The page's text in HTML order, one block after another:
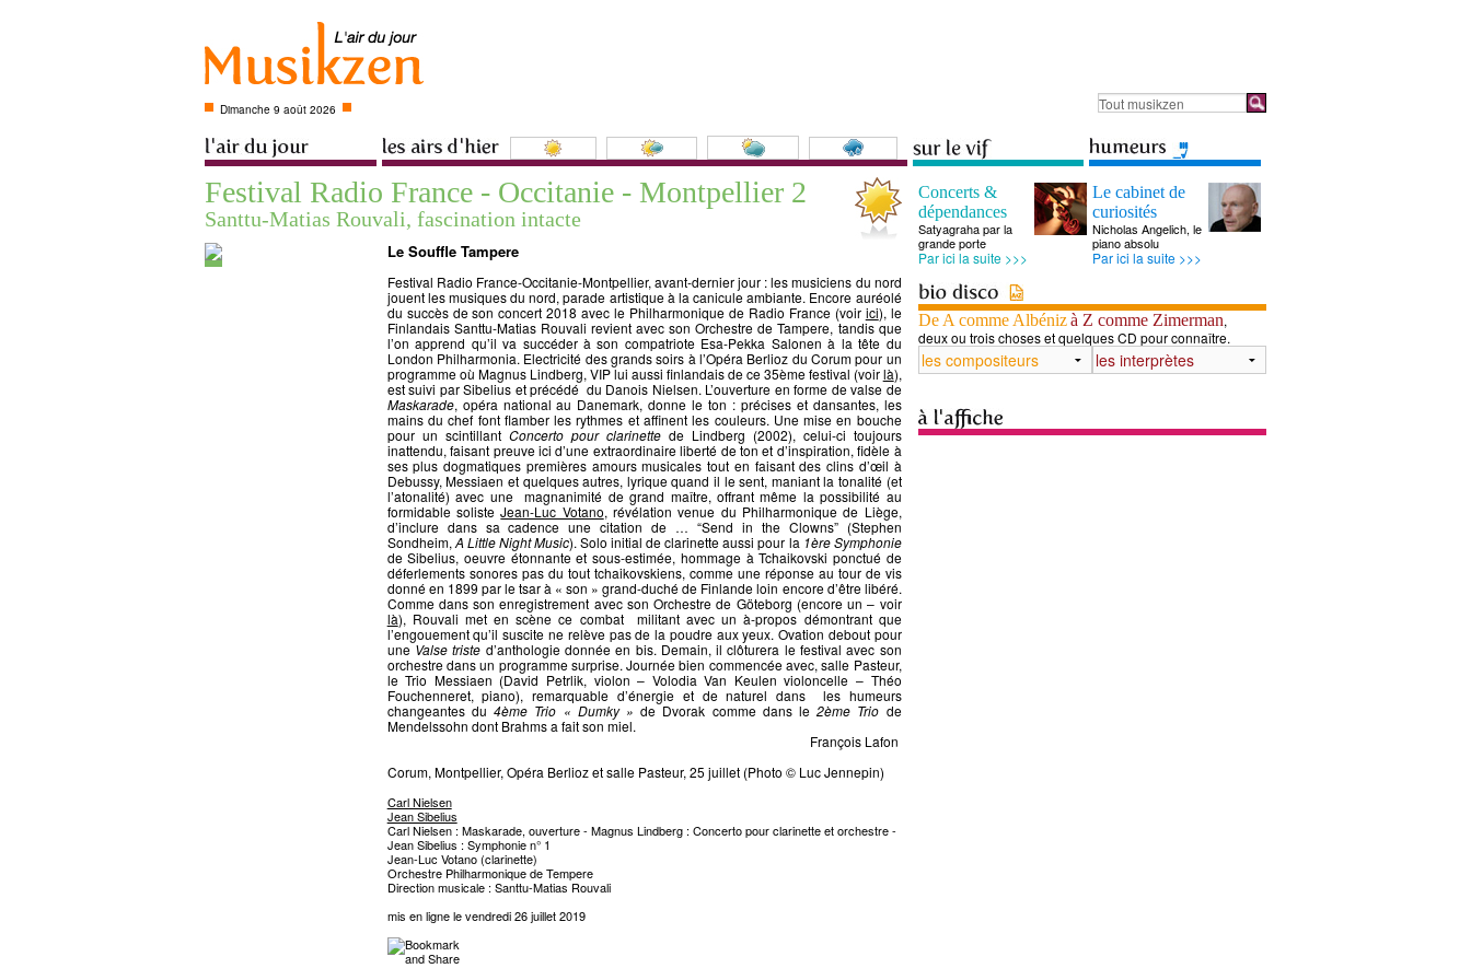
Dimanche 9 août 2026
Festival Radio France - Occitanie - Montpellier 2
Santtu-Matias Rouvali, fascination intacte
Le Souffle Tampere
Festival Radio France-Occitanie-Montpellier, avant-dernier jour : les musiciens du nord
jouent les musiques du nord, parade artistique à la canicule ambiante. Encore auréolé
du succès de son concert 2018 avec le Philharmonique de Radio France (voir ici), le
Finlandais Santtu-Matias Rouvali revient avec son Orchestre de Tampere, tandis que
l’on apprend qu’il va succéder à son compatriote Esa-Pekka Salonen à la tête du
London Philharmonia. Electricité des grands soirs à l’Opéra Berlioz du Corum pour un
programme où Magnus Lindberg, VIP lui aussi finlandais de ce 35ème festival (voirlà),
est suivi par Sibelius et précédé du Danois Nielsen. L’ouverture en forme de valse de
Maskarade, opéra national au Danemark, donne le ton : précises et dansantes, les
mains du chef font flamber les rythmes et affinent les couleurs. Une mise en bouche
pour un scintillant Concerto pour clarinettede Lindberg (2002), celui-ci toujours
inattendu, faisant preuve ici d’une extraordinaire liberté de ton et d’inspiration, fidèle à
ses plus dogmatiques premières amours musicales tout en faisant des clins d’œil à
Debussy, Messiaen et quelques autres, lyrique quand il le sent, maniant la tonalité (et
l’atonalité) avec une magnanimité de grand maître, offrant même la possibilité au
formidable solisteJean-Luc Votano, révélation venue du Philharmonique de Liège,
d’inclure dans sa cadence une citation de … “Send in the Clowns” (Stephen
Sondheim, A Little Night Music). Solo initial de clarinette aussi pour la 1ère Symphonie
de Sibelius, oeuvre étonnante et sous-estimée, hommage à Tchaikovski ponctué de
déferlements sonores pas du tout tchaikovskiens, comme une réponse au tour de vis
donné en 1899 par le tsar à « son » grand-duché de Finlande loin encore d’être libéré.
Comme dans son enregistrement avec son Orchestre de Göteborg (encore un – voir
là), Rouvali met en scène ce combat militant avec un à-propos démontrant que
l’engouement qu’il suscite ne relève pas de la poudre aux yeux. Ovation debout pour
uneValse triste d’anthologie donnée en bis. Demain, il clôturera le festival avec son
orchestre dans un programme surprise. Journée bien commencée avec, salle Pasteur,
le Trio Messiaen (David Petrlik, violon – Volodia Van Keulen violoncelle – Théo
Fouchenneret, piano), remarquable d’énergie et de naturel dans les humeurs
changeantes du4ème Trio « Dumky » de Dvorak comme dans le2ème Trio de
Mendelssohn dont Brahms a fait son miel.
François Lafon
Corum, Montpellier, Opéra Berlioz et salle Pasteur, 25 juillet (Photo © Luc Jennepin)
Carl Nielsen
Jean Sibelius
Carl Nielsen : Maskarade, ouverture - Magnus Lindberg : Concerto pour clarinette et orchestre -
Jean Sibelius : Symphonie n° 1
Jean-Luc Votano (clarinette)
Orchestre Philharmonique de Tempere
Direction musicale : Santtu-Matias Rouvali
mis en ligne le vendredi 26 juillet 2019
Concerts &
dépendances
Satyagraha par la
grande porte
Par ici la suite >>>
Le cabinet de
curiosités
Nicholas Angelich, le
piano absolu
Par ici la suite >>>
De A comme Albénizà Z comme Zimerman,
deux ou trois choses et quelques CD pour connaître.